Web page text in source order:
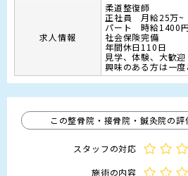
求人情報
柔道整復師
正社員　月給25万~
パート　時給1400
社会保険完備
年間休日110日
見学、体験、大歓迎
興味のある方は一度
この整骨院・接骨院・鍼灸院の
スタッフの対応
施術の内容